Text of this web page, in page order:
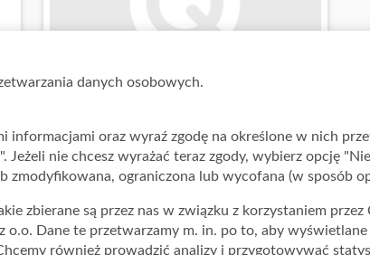
danych osobowych.
informacjami oraz wyraź zgodę na określone w nich
Jeżeli nie chcesz wyrażać teraz zgody, wybierz opcję
zmodyfikowana, ograniczona lub wycofana (w sposób
zbierane są przez nas w związku z korzystaniem
o.o. Dane te przetwarzamy m. in. po to, aby
również prowadzić analizy i przygotowywać